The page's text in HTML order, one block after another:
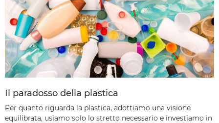
Il paradosso della plastica
Per quanto riguarda la plastica, adottiamo una visione
equilibrata, usiamo solo lo stretto necessario e investiamo in